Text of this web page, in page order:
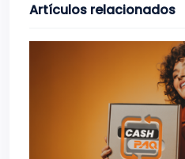
Artículos relacionados